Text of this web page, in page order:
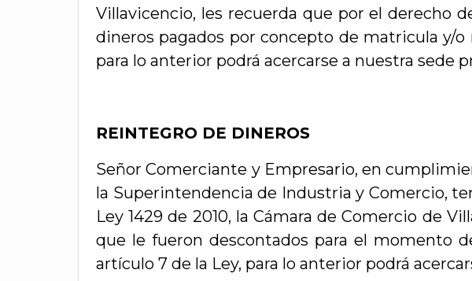
Villavicencio, les recuerda que por el derecho
dineros pagados por concepto de matricula y/
para lo anterior podrá acercarse a nuestra sede
REINTEGRO DE DINEROS
Señor Comerciante y Empresario, en
la Superintendencia de Industria y Comercio,
Ley 1429 de 2010, la Cámara de Comercio de
que le fueron descontados para el momento
artículo 7 de la Ley, para lo anterior podrá